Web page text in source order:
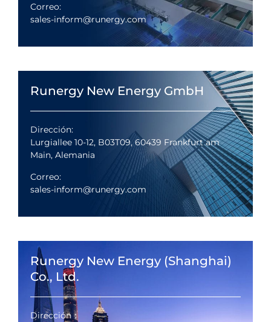
Correo:
sales-inform@runergy.com
Runergy New Energy GmbH
Dirección:
Lurgiallee 10-12, B03T09, 60439 Frankfurt am
Main, Alemania
Correo:
sales-inform@runergy.com
Runergy New Energy (Shanghai)
Co., Ltd.
Dirección：